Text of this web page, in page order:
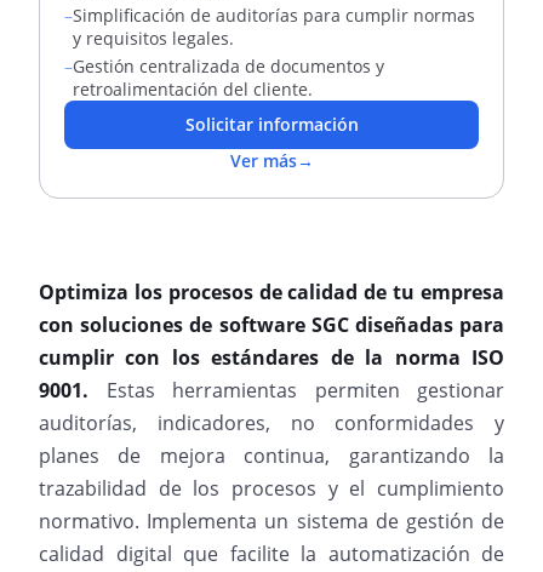
–Simplificación de auditorías para cumplir normas
y requisitos legales.
–Gestión centralizada de documentos y
retroalimentación del cliente.
Solicitar información
Ver más→
Optimiza los procesos de calidad de tu empresa
con soluciones de software SGC diseñadas para
cumplir con los estándares de la norma ISO
9001. Estas herramientas permiten gestionar
auditorías, indicadores, no conformidades y
planes de mejora continua, garantizando la
trazabilidad de los procesos y el cumplimiento
normativo. Implementa un sistema de gestión de
calidad digital que facilite la automatización de